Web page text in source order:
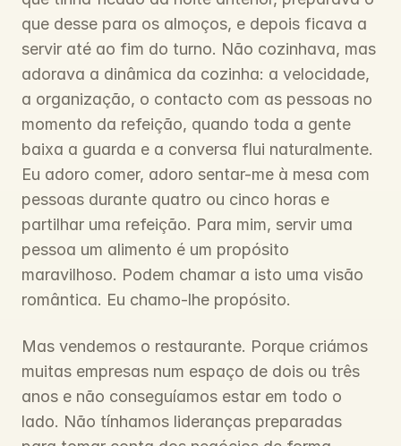
que desse para os almoços, e depois ficava a
servir até ao fim do turno. Não cozinhava, mas
adorava a dinâmica da cozinha: a velocidade,
a organização, o contacto com as pessoas no
momento da refeição, quando toda a gente
baixa a guarda e a conversa flui naturalmente.
Eu adoro comer, adoro sentar-me à mesa com
pessoas durante quatro ou cinco horas e
partilhar uma refeição. Para mim, servir uma
pessoa um alimento é um propósito
maravilhoso. Podem chamar a isto uma visão
romântica. Eu chamo-lhe propósito.
Mas vendemos o restaurante. Porque criámos
muitas empresas num espaço de dois ou três
anos e não conseguíamos estar em todo o
lado. Não tínhamos lideranças preparadas